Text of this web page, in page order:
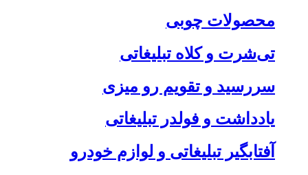
محصولات چوبی
تی‌شرت و کلاه تبلیغاتی
سررسید و تقویم رو میزی
یادداشت و فولدر تبلیغاتی
آفتابگیر تبلیغاتی و لوازم خودرو